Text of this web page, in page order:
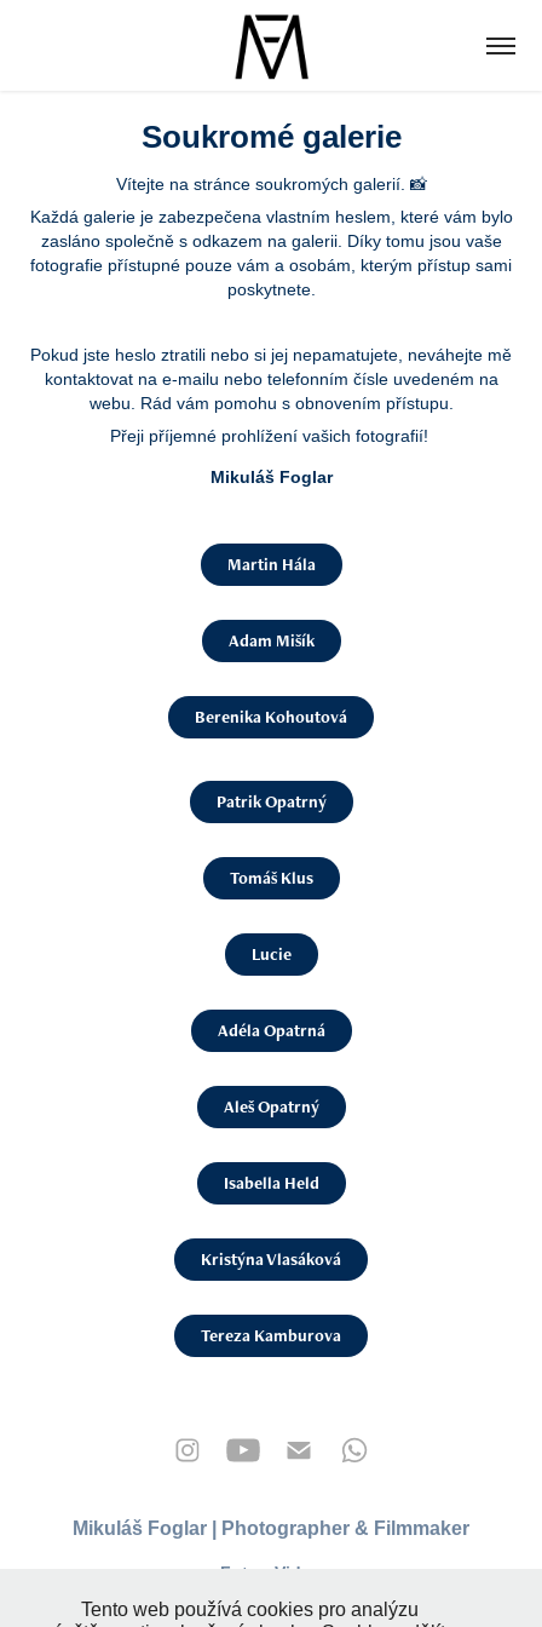
Soukromé galerie
Vítejte na stránce soukromých galerií. 📸
Každá galerie je zabezpečena vlastním heslem, které vám bylo
zasláno společně s odkazem na galerii. Díky tomu jsou vaše
fotografie přístupné pouze vám a osobám, kterým přístup sami
poskytnete.
Pokud jste heslo ztratili nebo si jej nepamatujete, neváhejte mě
kontaktovat na e-mailu nebo telefonním čísle uvedeném na
webu. Rád vám pomohu s obnovením přístupu.
Přeji příjemné prohlížení vašich fotografií!
Mikuláš Foglar
Martin Hála
Adam Mišík
Berenika Kohoutová
Patrik Opatrný
Tomáš Klus
Lucie
Adéla Opatrná
Aleš Opatrný
Isabella Held
Kristýna Vlasáková
Tereza Kamburova
Mikuláš Foglar | Photographer & Filmmaker
Foto • Video
info@mikulasfoglar.com
mikulasfoglar.com
Tento web používá cookies pro analýzu